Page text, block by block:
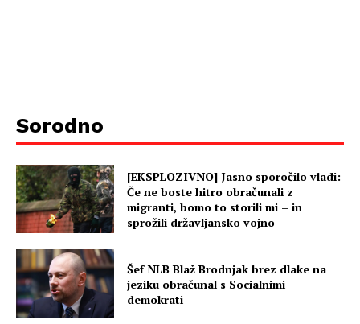
Sorodno
[EKSPLOZIVNO] Jasno sporočilo vladi:
Če ne boste hitro obračunali z
migranti, bomo to storili mi – in
sprožili državljansko vojno
Šef NLB Blaž Brodnjak brez dlake na
jeziku obračunal s Socialnimi
demokrati